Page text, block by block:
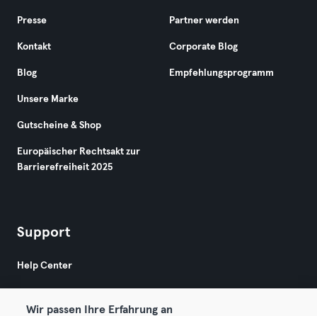
Presse
Kontakt
Blog
Unsere Marke
Gutscheine & Shop
Europäischer Rechtsakt zur
Barrierefreiheit 2025
Partner werden
Corporate Blog
Empfehlungsprogramm
Support
Help Center
Wir passen Ihre Erfahrung an